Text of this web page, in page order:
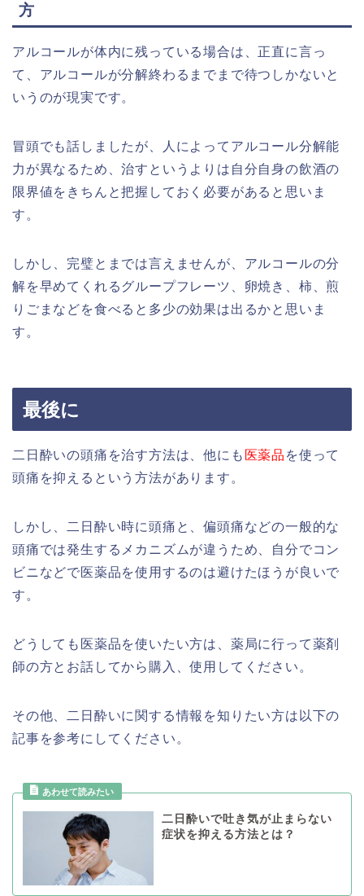
方
アルコールが体内に残っている場合は、正直に言っ
て、アルコールが分解終わるまでまで待つしかないと
いうのが現実です。
冒頭でも話しましたが、人によってアルコール分解能
力が異なるため、治すというよりは自分自身の飲酒の
限界値をきちんと把握しておく必要があると思いま
す。
しかし、完璧とまでは言えませんが、アルコールの分
解を早めてくれるグループフレーツ、卵焼き、柿、煎
りごまなどを食べると多少の効果は出るかと思いま
す。
最後に
二日酔いの頭痛を治す方法は、他にも 医薬品 を使って
頭痛を抑えるという方法があります。
しかし、二日酔い時に頭痛と、偏頭痛などの一般的な
頭痛では発生するメカニズムが違うため、自分でコン
ビニなどで医薬品を使用するのは避けたほうが良いで
す。
どうしても医薬品を使いたい方は、薬局に行って薬剤
師の方とお話してから購入、使用してください。
その他、二日酔いに関する情報を知りたい方は以下の
記事を参考にしてください。
二日酔いで吐き気が止まらない
症状を抑える方法とは？